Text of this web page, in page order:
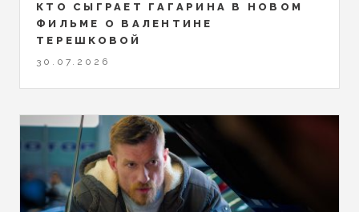
КТО СЫГРАЕТ ГАГАРИНА В НОВОМ
ФИЛЬМЕ О ВАЛЕНТИНЕ
ТЕРЕШКОВОЙ
30.07.2026